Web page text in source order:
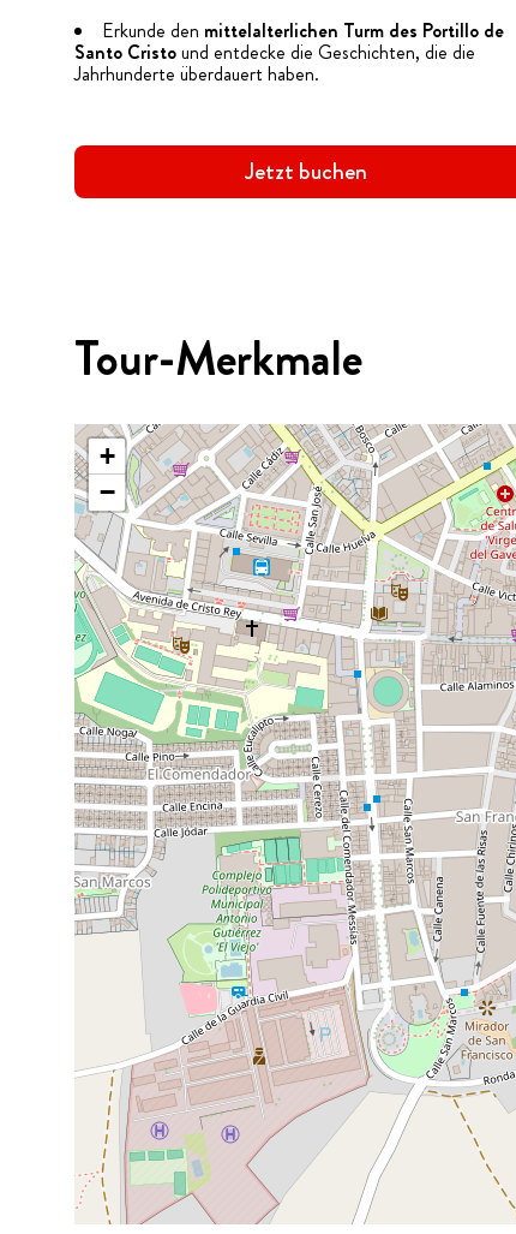
Erkunde den mittelalterlichen Turm des Portillo de
Santo Cristound entdecke die Geschichten, die die
Jahrhunderte überdauert haben.
Jetzt buchen
Tour-Merkmale
+
−